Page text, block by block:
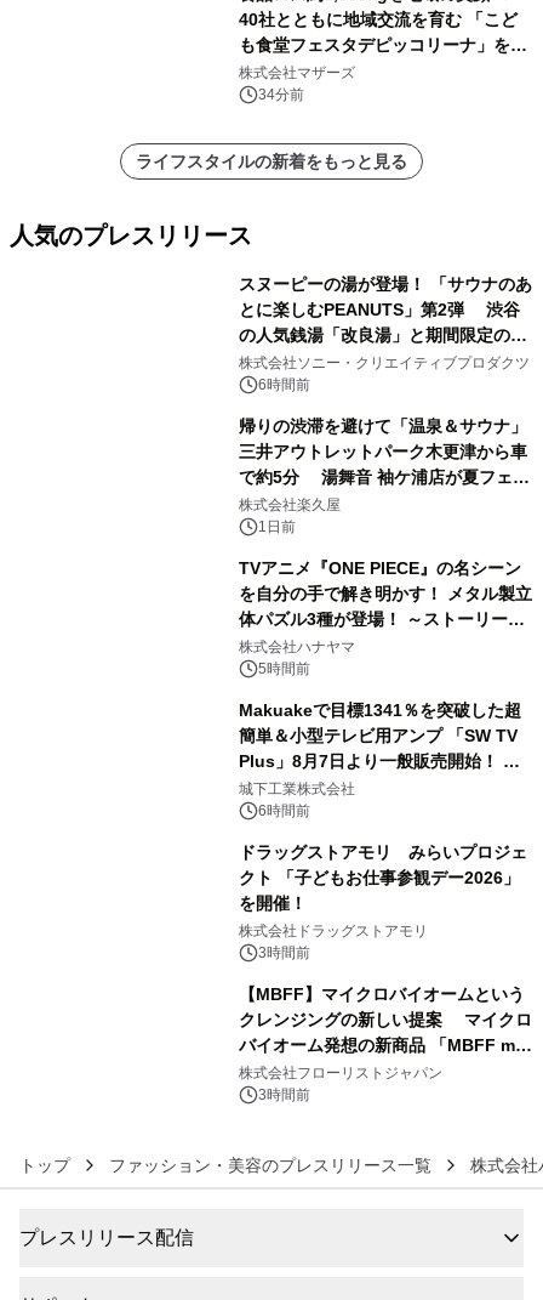
40社とともに地域交流を育む 「こど
も食堂フェスタデピッコリーナ」を9
月5日(土)開催
株式会社マザーズ
34分前
ライフスタイルの新着をもっと見る
人気のプレスリリース
スヌーピーの湯が登場！ 「サウナのあ
とに楽しむPEANUTS」第2弾 渋谷
の人気銭湯「改良湯」と期間限定のコ
ラボレーション サウナイキタイコラ
ボグッズも発売決定！
株式会社ソニー・クリエイティブプロダクツ
6時間前
帰りの渋滞を避けて「温泉＆サウナ」
三井アウトレットパーク木更津から車
で約5分 湯舞音 袖ケ浦店が夏フェア
メニューを提供
株式会社楽久屋
1日前
TVアニメ『ONE PIECE』の名シーン
を自分の手で解き明かす！ メタル製立
体パズル3種が登場！ ～ストーリーと
ギミックが融合した 大人の体験型パズ
ルが8月7日(金)12時より先行予約受付
株式会社ハナヤマ
5時間前
Makuakeで目標1341％を突破した超
簡単＆小型テレビ用アンプ 「SW TV
Plus」8月7日より一般販売開始！ ケ
ーブル1本つなぐだけ、テレビの音が
ぐっと豊かに
城下工業株式会社
6時間前
ドラッグストアモリ みらいプロジェ
クト 「子どもお仕事参観デー2026」
を開催！
株式会社ドラッグストアモリ
3時間前
【MBFF】マイクロバイオームという
クレンジングの新しい提案 マイクロ
バイオーム発想の新商品 「MBFF mb
クレンジングPRO」を2026年8月6日
発売
株式会社フローリストジャパン
3時間前
トップ ファッション・美容のプレスリリース一覧 株式会社
プレスリリース配信